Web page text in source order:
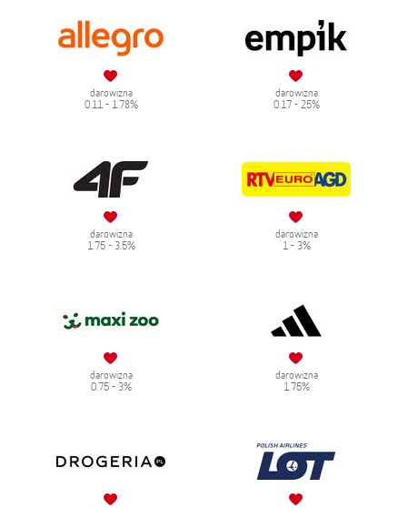
darowizna
0.11 - 1.78%
darowizna
0.17 - 25%
darowizna
1.75 - 3.5%
darowizna
1 - 3%
darowizna
0.75 - 3%
darowizna
1.75%